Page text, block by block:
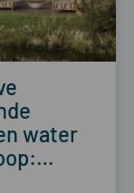
water